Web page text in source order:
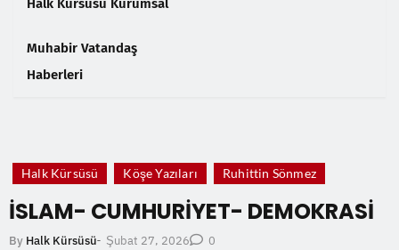
Halk Kürsüsü Kurumsal
Muhabir Vatandaş
Haberleri
Halk Kürsüsü Köşe Yazıları Ruhittin Sönmez
İSLAM- CUMHURİYET- DEMOKRASİ
By Halk Kürsüsü- Şubat 27, 2026 0